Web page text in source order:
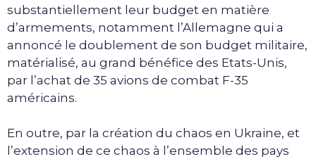
substantiellement leur budget en matière
d’armements, notamment l’Allemagne qui a
annoncé le doublement de son budget militaire,
matérialisé, au grand bénéfice des Etats-Unis,
par l’achat de 35 avions de combat F-35
américains.
En outre, par la création du chaos en Ukraine, et
l’extension de ce chaos à l’ensemble des pays